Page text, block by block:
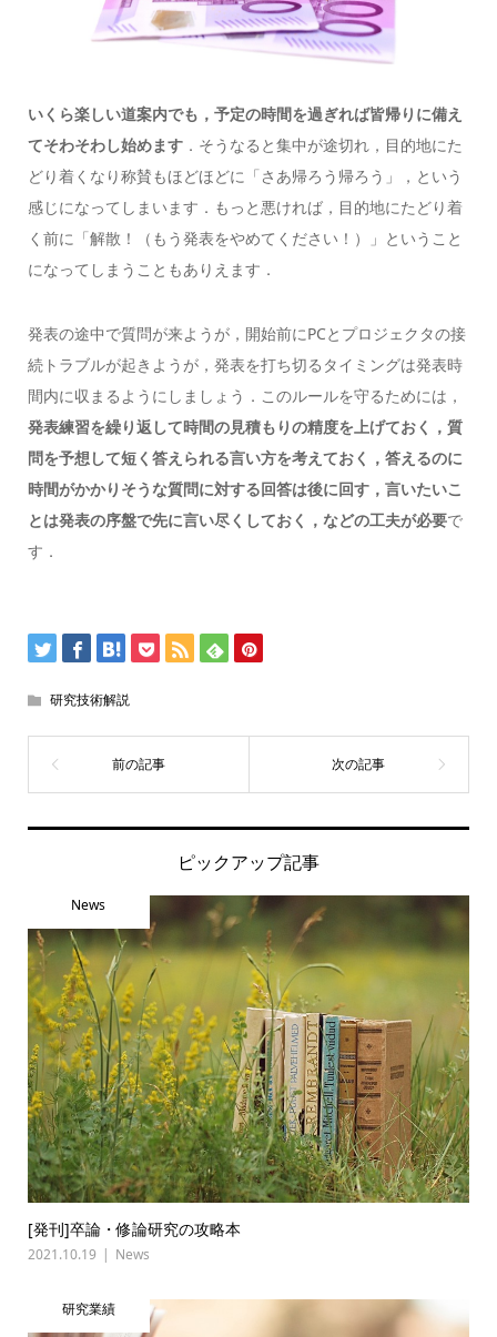
いくら楽しい道案内でも，予定の時間を過ぎれば皆帰りに備え
てそわそわし始めます．そうなると集中が途切れ，目的地にた
どり着くなり称賛もほどほどに「さあ帰ろう帰ろう」，という
感じになってしまいます．もっと悪ければ，目的地にたどり着
く前に「解散！（もう発表をやめてください！）」ということ
になってしまうこともありえます．
発表の途中で質問が来ようが，開始前にPCとプロジェクタの接
続トラブルが起きようが，発表を打ち切るタイミングは発表時
間内に収まるようにしましょう．このルールを守るためには，
発表練習を繰り返して時間の見積もりの精度を上げておく，質
問を予想して短く答えられる言い方を考えておく，答えるのに
時間がかかりそうな質問に対する回答は後に回す，言いたいこ
とは発表の序盤で先に言い尽くしておく，などの工夫が必要で
す．
研究技術解説
ピックアップ記事
News
[発刊]卒論・修論研究の攻略本
2021.10.19 News
研究業績